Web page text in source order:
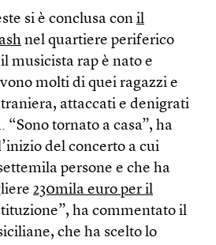
si è conclusa con il
nel quartiere periferico
musicista rap è nato e
molti di quei ragazzi e
attaccati e denigrati
“Sono tornato a casa”, ha
del concerto a cui
persone e che ha
230mila euro per il
ha commentato il
che ha scelto lo